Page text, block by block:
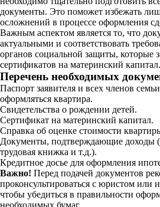
документы. Это поможет избежать
осложнений в процессе оформления
Важным аспектом является то, что
актуальными и соответствовать
органов социальной защиты, которые
сертификатов на материнский капитал.
Перечень необходимых
Паспорт заявителя и всех членов
оформляться квартира.
Свидетельства о рождении детей.
Сертификат на материнский капитал.
Справка об оценке стоимости
Документы, подтверждающие доходы
трудовая книжка и т.д.).
Кредитное досье для оформления
Важно! Перед подачей документов
проконсультироваться с юристом или
чтобы убедиться в правильности
необходимых бумаг.